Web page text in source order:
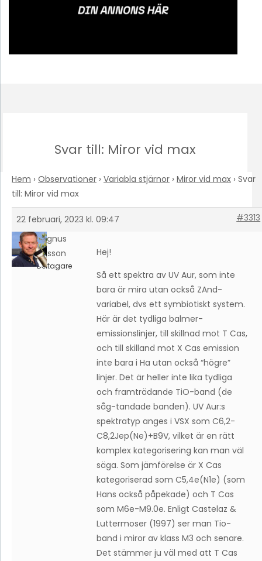
Svar till: Miror vid max
Hem › Observationer › Variabla stjärnor › Miror vid max › Svar
till: Miror vid max
22 februari, 2023 kl. 09:47
#3313
Magnus
Larsson
Deltagare
Hej!
Så ett spektra av UV Aur, som inte
bara är mira utan också ZAnd-
variabel, dvs ett symbiotiskt system.
Här är det tydliga balmer-
emissionslinjer, till skillnad mot T Cas,
och till skilland mot X Cas emission
inte bara i Ha utan också “högre”
linjer. Det är heller inte lika tydliga
och framträdande TiO-band (de
såg-tandade banden). UV Aur:s
spektratyp anges i VSX som C6,2-
C8,2Jep(Ne)+B9V, vilket är en rätt
komplex kategorisering kan man väl
säga. Som jämförelse är X Cas
kategoriserad som C5,4e(N1e) (som
Hans också påpekade) och T Cas
som M6e-M9.0e. Enligt Castelaz &
Luttermoser (1997) ser man Tio-
band i miror av klass M3 och senare.
Det stämmer ju väl med att T Cas